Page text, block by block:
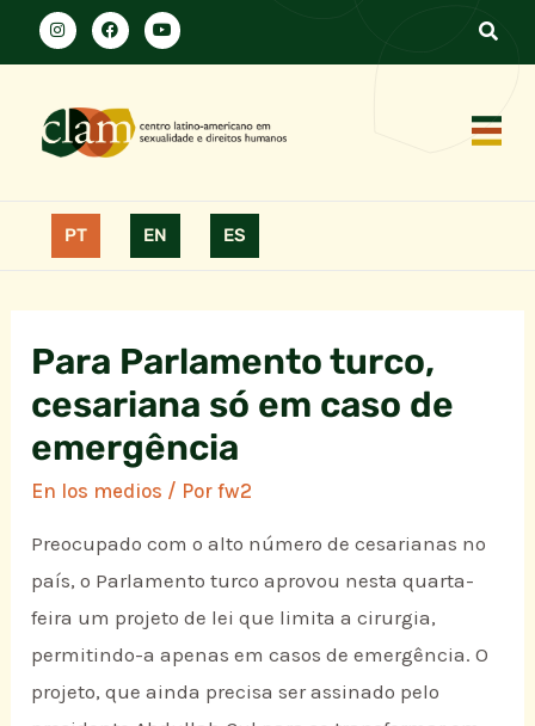
PT EN ES
Para Parlamento turco,
cesariana só em caso de
emergência
En los medios / Porfw2
Preocupado com o alto número de cesarianas no
país, o Parlamento turco aprovou nesta quarta-
feira um projeto de lei que limita a cirurgia,
permitindo-a apenas em casos de emergência. O
projeto, que ainda precisa ser assinado pelo